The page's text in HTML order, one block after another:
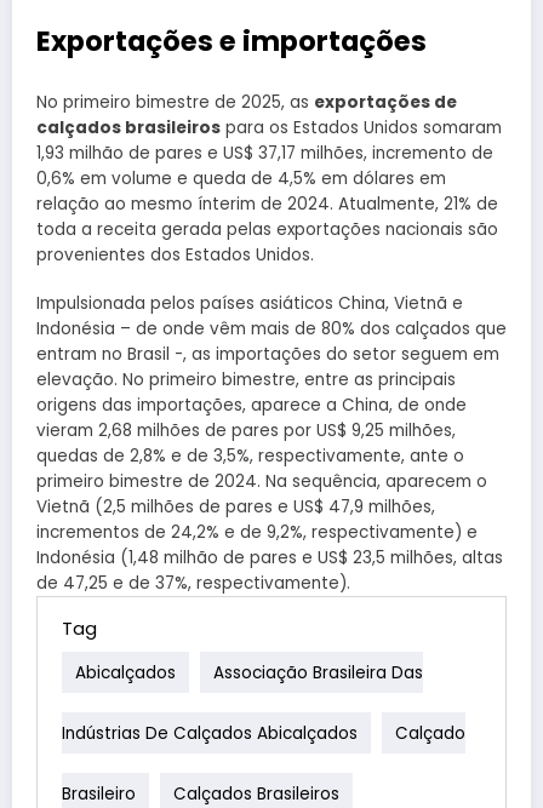
Exportações e importações
No primeiro bimestre de 2025, as exportações de
calçados brasileiros para os Estados Unidos somaram
1,93 milhão de pares e US$ 37,17 milhões, incremento de
0,6% em volume e queda de 4,5% em dólares em
relação ao mesmo ínterim de 2024. Atualmente, 21% de
toda a receita gerada pelas exportações nacionais são
provenientes dos Estados Unidos.
Impulsionada pelos países asiáticos China, Vietnã e
Indonésia – de onde vêm mais de 80% dos calçados que
entram no Brasil -, as importações do setor seguem em
elevação. No primeiro bimestre, entre as principais
origens das importações, aparece a China, de onde
vieram 2,68 milhões de pares por US$ 9,25 milhões,
quedas de 2,8% e de 3,5%, respectivamente, ante o
primeiro bimestre de 2024. Na sequência, aparecem o
Vietnã (2,5 milhões de pares e US$ 47,9 milhões,
incrementos de 24,2% e de 9,2%, respectivamente) e
Indonésia (1,48 milhão de pares e US$ 23,5 milhões, altas
de 47,25 e de 37%, respectivamente).
Tag
Abicalçados Associação Brasileira Das
Indústrias De Calçados Abicalçados Calçado
Brasileiro Calçados Brasileiros